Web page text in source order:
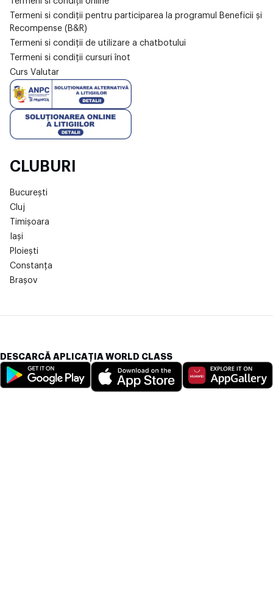
Termeni si condiții pentru participarea la programul Beneficii și
Recompense (B&R)
Termeni si condiții de utilizare a chatbotului
Termeni si condiții cursuri înot
Curs Valutar
CLUBURI
București
Cluj
Timișoara
Iași
Ploiești
Constanța
Brașov
DESCARCĂ APLICAȚIA WORLD CLASS